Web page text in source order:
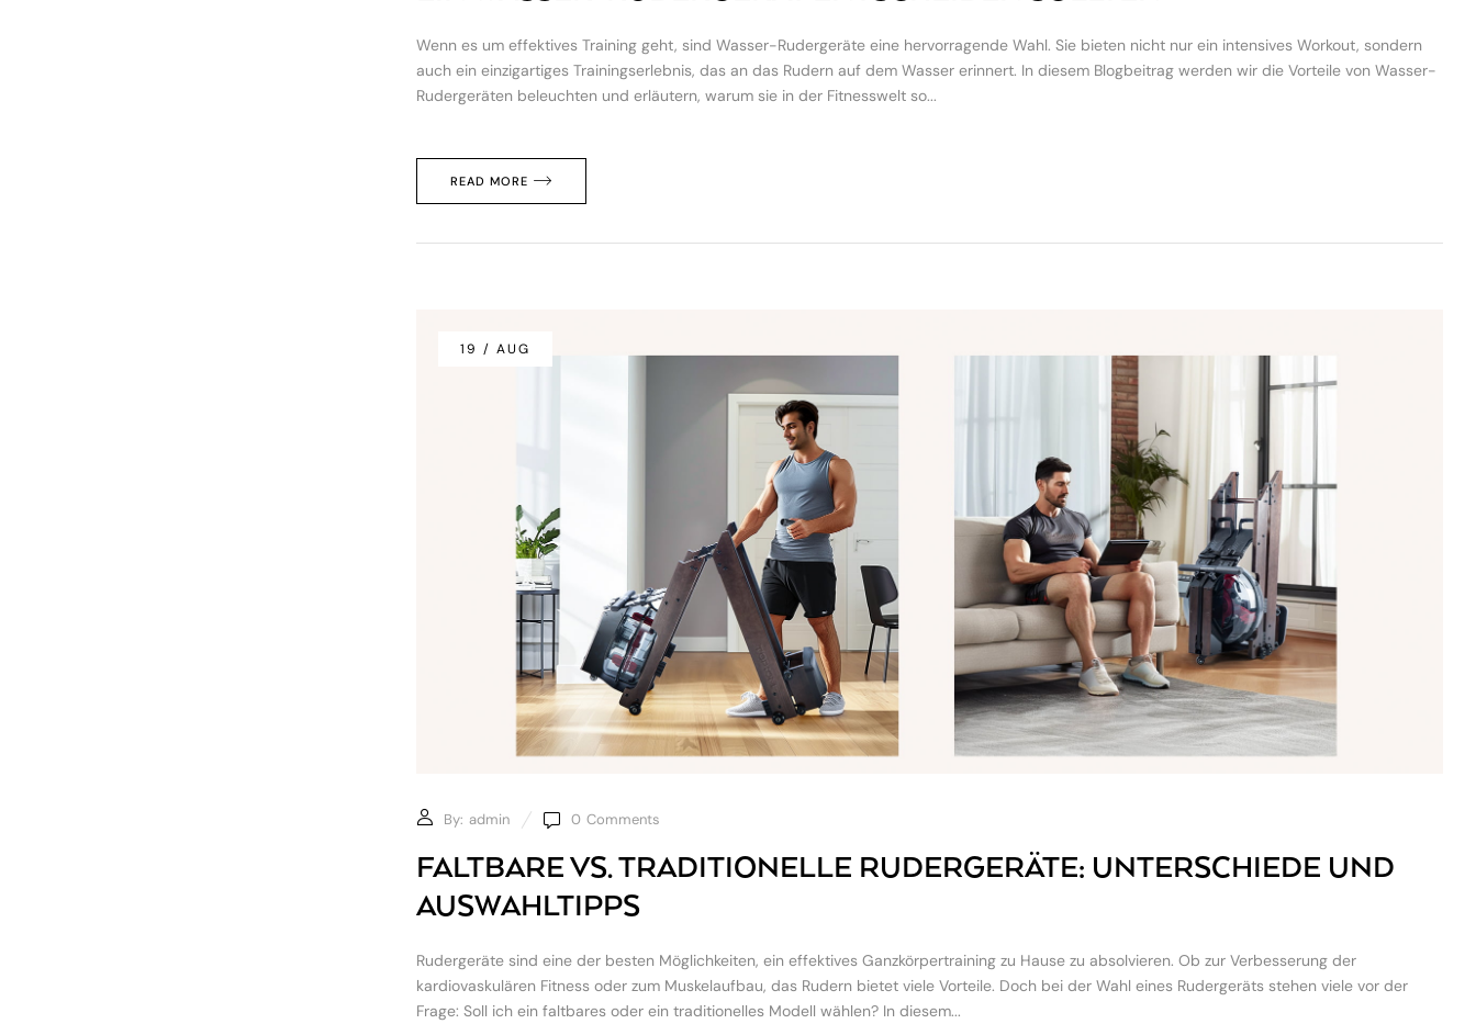
Wenn es um effektives Training geht, sind Wasser-Rudergeräte eine hervorragende Wahl. Sie bieten nicht nur ein intensives Workout, sondern
auch ein einzigartiges Trainingserlebnis, das an das Rudern auf dem Wasser erinnert. In diesem Blogbeitrag werden wir die Vorteile von Wasser-
Rudergeräten beleuchten und erläutern, warum sie in der Fitnesswelt so...
READ MORE
19 / AUG
By: admin 0 Comments
FALTBARE VS. TRADITIONELLE RUDERGERÄTE: UNTERSCHIEDE UND
AUSWAHLTIPPS
Rudergeräte sind eine der besten Möglichkeiten, ein effektives Ganzkörpertraining zu Hause zu absolvieren. Ob zur Verbesserung der
kardiovaskulären Fitness oder zum Muskelaufbau, das Rudern bietet viele Vorteile. Doch bei der Wahl eines Rudergeräts stehen viele vor der
Frage: Soll ich ein faltbares oder ein traditionelles Modell wählen? In diesem...